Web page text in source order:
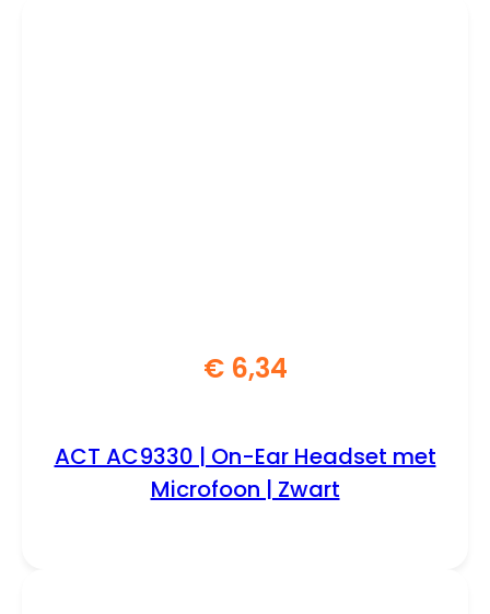
€6,34
ACT AC9330 | On-Ear Headset met
Microfoon | Zwart